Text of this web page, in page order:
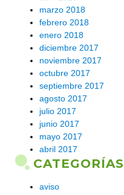
marzo 2018
febrero 2018
enero 2018
diciembre 2017
noviembre 2017
octubre 2017
septiembre 2017
agosto 2017
julio 2017
junio 2017
mayo 2017
abril 2017
CATEGORÍAS
aviso